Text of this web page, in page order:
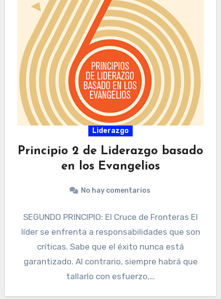
Liderazgo
Principio 2 de Liderazgo basado
en los Evangelios
No hay comentarios
SEGUNDO PRINCIPIO: El Cruce de Fronteras El
líder se enfrenta a responsabilidades que son
críticas. Sabe que el éxito nunca está
garantizado. Al contrario, siempre habrá que
tallarlo con esfuerzo,…